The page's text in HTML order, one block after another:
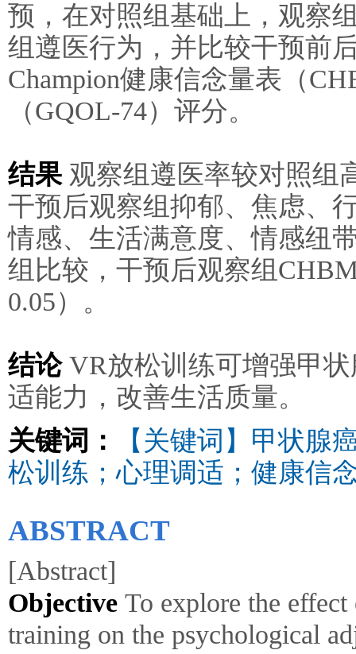
预，在对照组基础上，观察
组遵医行为，并比较干预前
Champion健康信念量表（
（GQOL-74）评分。
结果 观察组遵医率较对照组
干预后观察组抑郁、焦虑、
情感、生活满意度、情感纽
组比较，干预后观察组
0.05）。
结论VR放松训练可增强甲
适能力，改善生活质量。
关键词：
【关键词】甲状腺
松训练；心理调适；健康信
ABSTRACT
[Abstract]
Objective To explore the
training on the psychological